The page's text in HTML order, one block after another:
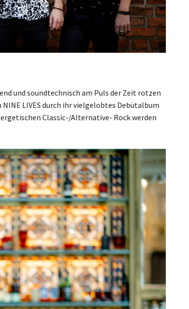
und soundtechnisch am Puls der Zeit rotzen
LIVES durch ihr vielgelobtes Debütalbum
Classic-/Alternative- Rock werden